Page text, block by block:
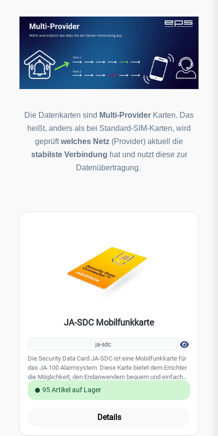
Die Datenkarten sind Multi-Provider Karten. Das
heißt, anders als bei Standard-SIM-Karten, wird
geprüftwelches Netz (Provider) aktuell die
stabilste Verbindung hat und nutzt diese zur
Datenübertragung.
JA-SDC Mobilfunkkarte
ja-sdc
Die Security Data Card JA-SDC ist eine Mobilfunkkarte für
das JA-100 Alarmsystem. Diese Karte bietet dem Errichter
die Möglichkeit, den Endanwendern bequem und einfach
mit einer sicheren und kostengünstigen Mobilfunkkarte für
das JA 100 Alarmsystem zu versorgen. Diese GSM
und Systemvoraussetzungen des Jablotron JA-100
95 Artikel auf Lager
Details